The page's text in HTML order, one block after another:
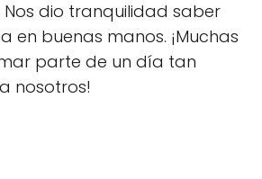
dio tranquilidad saber
en buenas manos. ¡Muchas
parte de un día tan
nosotros!